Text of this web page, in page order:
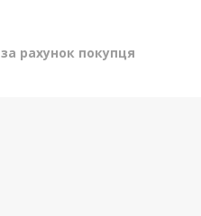
за рахунок покупця